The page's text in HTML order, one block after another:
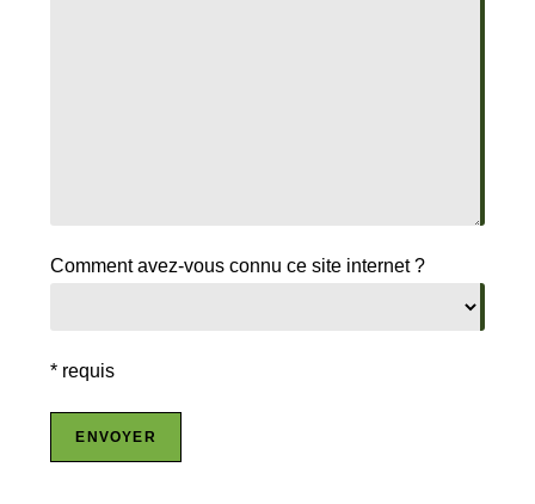
Comment avez-vous connu ce site internet ?
* requis